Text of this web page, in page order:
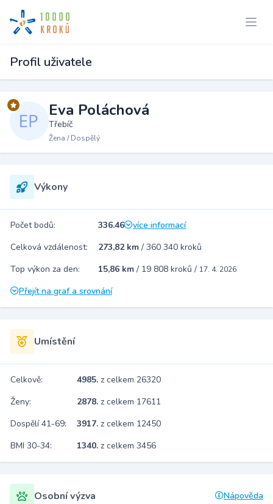
Profil uživatele
Eva Poláchová
Třebíč
Žena / Dospělý
Výkony
Počet bodů: 336.46
více informací
Celková vzdálenost:
273,82 km / 360 340 kroků
Top výkon za den:
15,86 km / 19 808 kroků / 17. 4. 2026
Přejít na graf a srovnání
Umístění
Celkově: 4985. z celkem 26320
Ženy:
2878. z celkem 17611
Dospělí 41-69:
3917. z celkem 12450
BMI 30-34:
1340. z celkem 3456
Osobní výzva Nápověda